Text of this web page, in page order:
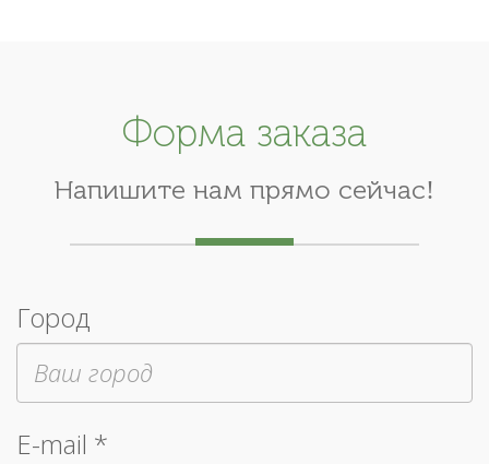
Форма заказа
Напишите нам прямо сейчас!
Город
E-mail *